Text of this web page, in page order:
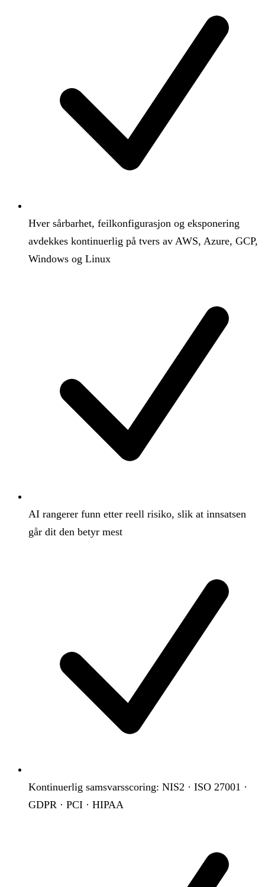
Hver sårbarhet, feilkonfigurasjon og eksponering
avdekkes kontinuerlig på tvers av AWS, Azure, GCP,
Windows og Linux
AI rangerer funn etter reell risiko, slik at innsatsen
går dit den betyr mest
Kontinuerlig samsvarsscoring: NIS2 · ISO 27001 ·
GDPR · PCI · HIPAA